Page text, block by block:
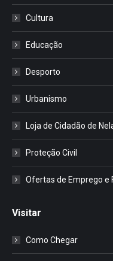
Cultura
Educação
Desporto
Urbanismo
Loja de Cidadão de
Proteção Civil
Ofertas de Emprego e
Visitar
Como Chegar